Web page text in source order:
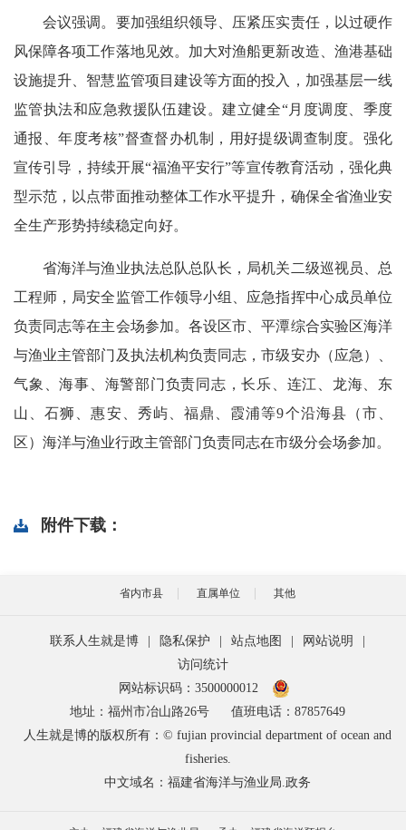
会议强调。要加强组织领导、压紧压实责任，以过硬作
风保障各项工作落地见效。加大对渔船更新改造、渔港基础
设施提升、智慧监管项目建设等方面的投入，加强基层一线
监管执法和应急救援队伍建设。建立健全“月度调度、季度
通报、年度考核”督查督办机制，用好提级调查制度。强化
宣传引导，持续开展“福渔平安行”等宣传教育活动，强化典
型示范，以点带面推动整体工作水平提升，确保全省渔业安
全生产形势持续稳定向好。
省海洋与渔业执法总队总队长，局机关二级巡视员、总
工程师，局安全监管工作领导小组、应急指挥中心成员单位
负责同志等在主会场参加。各设区市、平潭综合实验区海洋
与渔业主管部门及执法机构负责同志，市级安办（应急）、
气象、海事、海警部门负责同志，长乐、连江、龙海、东
山、石狮、惠安、秀屿、福鼎、霞浦等9个沿海县（市、
区）海洋与渔业行政主管部门负责同志在市级分会场参加。
附件下载：
省内市县 直属单位 其他
联系人生就是博 | 隐私保护 | 站点地图 | 网站说明
|
访问统计
网站标识码：3500000012
地址：福州市冶山路26号
值班电话：87857649
人生就是博的版权所有：© fujian provincial department of ocean and
fisheries.
中文域名：福建省海洋与渔业局.政务